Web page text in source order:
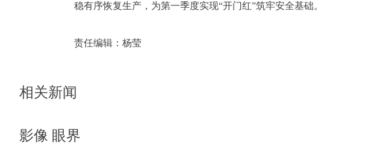
稳有序恢复生产，为第一季度实现“开门红”筑牢安全基础。
责任编辑： 杨莹
相关新闻
影像 眼界